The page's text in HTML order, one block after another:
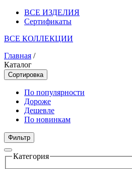
ВСЕ ИЗДЕЛИЯ
Сертификаты
ВСЕ КОЛЛЕКЦИИ
Главная /
Каталог
Сортировка
По популярности
Дороже
Дешевле
По новинкам
Фильтр
Категория